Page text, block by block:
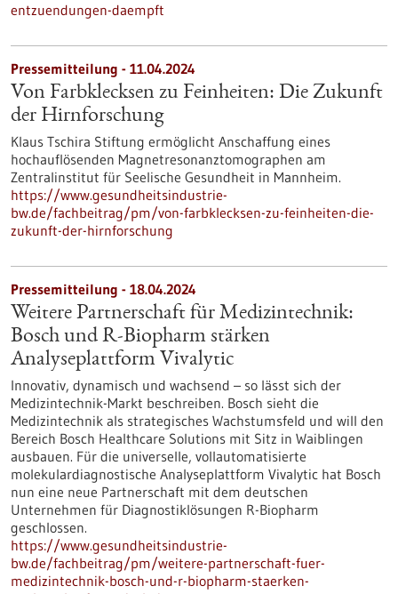
entzuendungen-daempft
Pressemitteilung - 11.04.2024
Von Farbklecksen zu Feinheiten: Die Zukunft
der Hirnforschung
Klaus Tschira Stiftung ermöglicht Anschaffung eines
hochauflösenden Magnetresonanztomographen am
Zentralinstitut für Seelische Gesundheit in Mannheim.
https://www.gesundheitsindustrie-
bw.de/fachbeitrag/pm/von-farbklecksen-zu-feinheiten-die-
zukunft-der-hirnforschung
Pressemitteilung - 18.04.2024
Weitere Partnerschaft für Medizintechnik:
Bosch und R-Biopharm stärken
Analyseplattform Vivalytic
Innovativ, dynamisch und wachsend – so lässt sich der
Medizintechnik-Markt beschreiben. Bosch sieht die
Medizintechnik als strategisches Wachstumsfeld und will den
Bereich Bosch Healthcare Solutions mit Sitz in Waiblingen
ausbauen. Für die universelle, vollautomatisierte
molekulardiagnostische Analyseplattform Vivalytic hat Bosch
nun eine neue Partnerschaft mit dem deutschen
Unternehmen für Diagnostiklösungen R-Biopharm
geschlossen.
https://www.gesundheitsindustrie-
bw.de/fachbeitrag/pm/weitere-partnerschaft-fuer-
medizintechnik-bosch-und-r-biopharm-staerken-